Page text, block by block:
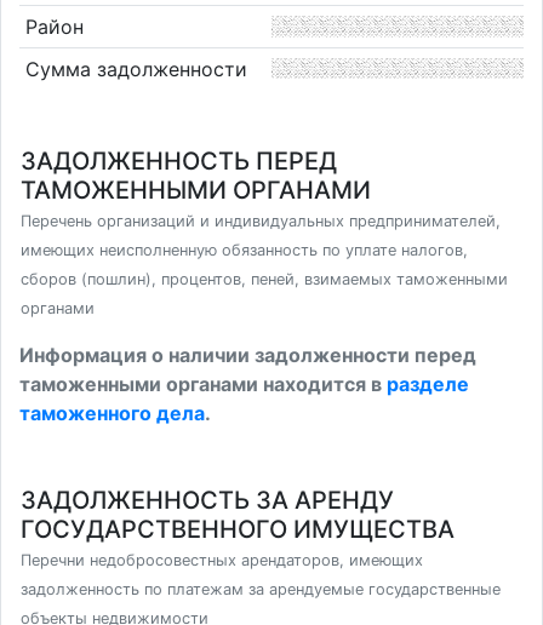
Район
Сумма задолженности
ЗАДОЛЖЕННОСТЬ ПЕРЕД
ТАМОЖЕННЫМИ ОРГАНАМИ
Перечень организаций и индивидуальных предпринимателей,
имеющих неисполненную обязанность по уплате налогов,
сборов (пошлин), процентов, пеней, взимаемых таможенными
органами
Информация о наличии задолженности перед
таможенными органами находится в разделе
таможенного дела.
ЗАДОЛЖЕННОСТЬ ЗА АРЕНДУ
ГОСУДАРСТВЕННОГО ИМУЩЕСТВА
Перечни недобросовестных арендаторов, имеющих
задолженность по платежам за арендуемые государственные
объекты недвижимости